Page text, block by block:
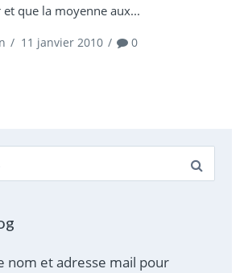
que la moyenne aux...
/ 11 janvier 2010 / 0
nom et adresse mail pour